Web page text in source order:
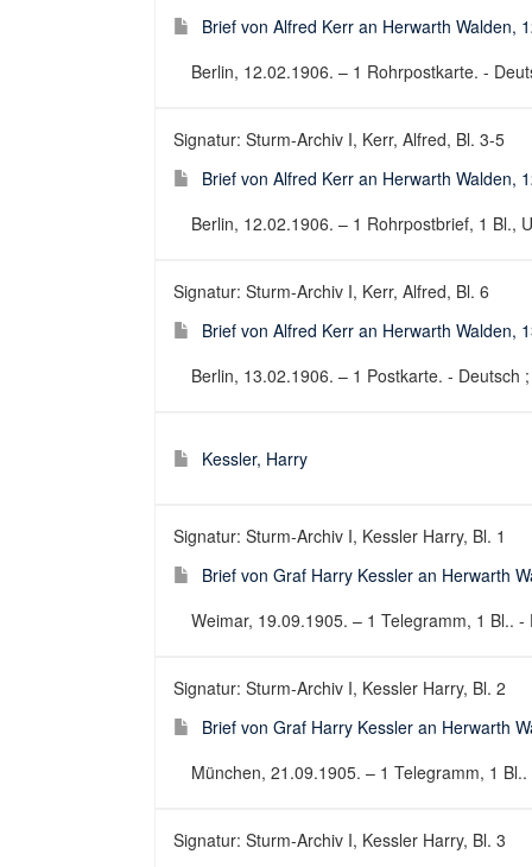
Brief von Alfred Kerr an Herwarth Walden,
Berlin, 12.02.1906. – 1 Rohrpostkarte. -
Signatur: Sturm-Archiv I, Kerr, Alfred, Bl. 3-5
Brief von Alfred Kerr an Herwarth Walden,
Berlin, 12.02.1906. – 1 Rohrpostbrief, 1 Bl.,
Signatur: Sturm-Archiv I, Kerr, Alfred, Bl. 6
Brief von Alfred Kerr an Herwarth Walden,
Berlin, 13.02.1906. – 1 Postkarte. - Deutsch
Kessler, Harry
Signatur: Sturm-Archiv I, Kessler Harry, Bl. 1
Brief von Graf Harry Kessler an Herwarth
Weimar, 19.09.1905. – 1 Telegramm, 1 Bl..
Signatur: Sturm-Archiv I, Kessler Harry, Bl. 2
Brief von Graf Harry Kessler an Herwarth
München, 21.09.1905. – 1 Telegramm, 1
Signatur: Sturm-Archiv I, Kessler Harry, Bl. 3